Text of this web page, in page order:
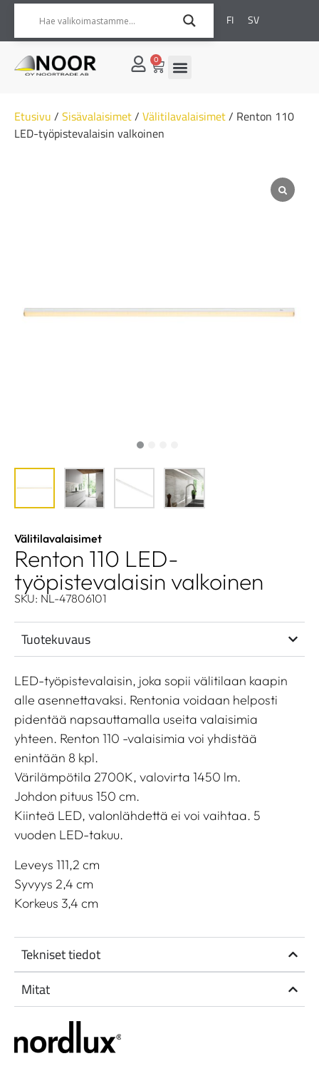
FI SV
0
Etusivu / Sisävalaisimet/ Välitilavalaisimet/ Renton 110
LED-työpistevalaisin valkoinen
Välitilavalaisimet
Renton 110 LED-
työpistevalaisin valkoinen
SKU: NL-47806101
Tuotekuvaus
LED-työpistevalaisin, joka sopii välitilaan kaapin
alle asennettavaksi. Rentonia voidaan helposti
pidentää napsauttamalla useita valaisimia
yhteen. Renton 110 -valaisimia voi yhdistää
enintään 8 kpl.
Värilämpötila 2700K, valovirta 1450 lm.
Johdon pituus 150 cm.
Kiinteä LED, valonlähdettä ei voi vaihtaa. 5
vuoden LED-takuu.
Leveys 111,2 cm
Syvyys 2,4 cm
Korkeus 3,4 cm
Tekniset tiedot
Mitat